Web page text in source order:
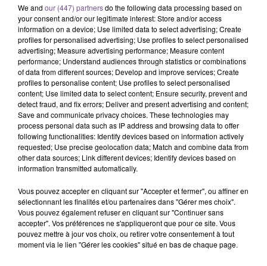
SOUND OF LEGEND
San Francisco
Dadju
Reine
FREYA SKYE
Silent Treatment
13h33
13h33
DERMOT KENNEDY
Power Over Me
13h30
13h30
BRUNO MARS
I Just Might
13h24
13h24
TEDDY SWIMS
Mr Know It All
Cet élément est masqué compte-tenu du refus du
dépôt de cookies que vous avez exprimé. Si vous
souhaitez l'afficher, merci de nous donner votre accord
en cliquant sur le bouton ci-dessous.
We and our (447) partnersdo the following data processing based on
your consent and/or our legitimate interest: Store and/or access
information on a device; Use limited data to select advertising; Create
profiles for personalised advertising; Use profiles to select personalised
advertising; Measure advertising performance; Measure content
performance; Understand audiences through statistics or combinations
of data from different sources; Develop and improve services; Create
profiles to personalise content; Use profiles to select personalised
content; Use limited data to select content; Ensure security, prevent and
detect fraud, and fix errors; Deliver and present advertising and content;
Save and communicate privacy choices. These technologies may
process personal data such as IP address and browsing data to offer
following functionalities: Identify devices based on information actively
requested; Use precise geolocation data; Match and combine data from
other data sources; Link different devices; Identify devices based on
information transmitted automatically.
Vous pouvez accepter en cliquant sur "Accepter et fermer", ou affiner en
sélectionnant les finalités et/ou partenaires dans "Gérer mes choix".
Vous pouvez également refuser en cliquant sur "Continuer sans
accepter". Vos préférences ne s'appliqueront que pour ce site. Vous
pouvez mettre à jour vos choix, ou retirer votre consentement à tout
moment via le lien "Gérer les cookies" situé en bas de chaque page.